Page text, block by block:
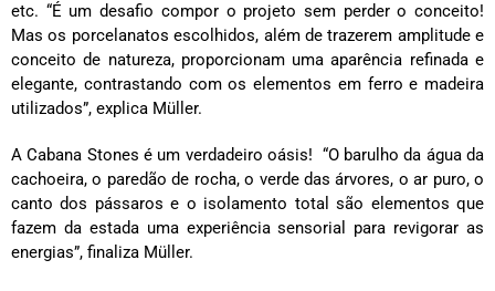
etc. “É um desafio compor o projeto sem perder o conceito!
Mas os porcelanatos escolhidos, além de trazerem amplitude e
conceito de natureza, proporcionam uma aparência refinada e
elegante, contrastando com os elementos em ferro e madeira
utilizados”, explica Müller.
A Cabana Stones é um verdadeiro oásis! “O barulho da água da
cachoeira, o paredão de rocha, o verde das árvores, o ar puro, o
canto dos pássaros e o isolamento total são elementos que
fazem da estada uma experiência sensorial para revigorar as
energias”, finaliza Müller.